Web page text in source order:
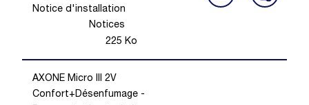
Notice d'installation
Notices
225 Ko
AXONE Micro III 2V
Confort+Désenfumage -